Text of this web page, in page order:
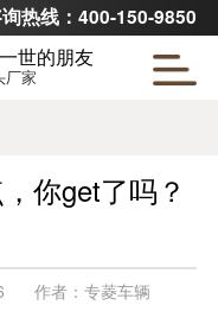
热线：400-150-9850
世的朋友
厂家
你get了吗？
作者： 专菱车辆